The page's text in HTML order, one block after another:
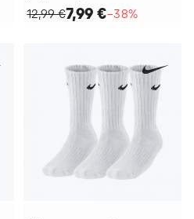
12,99 €7,99 €−38%